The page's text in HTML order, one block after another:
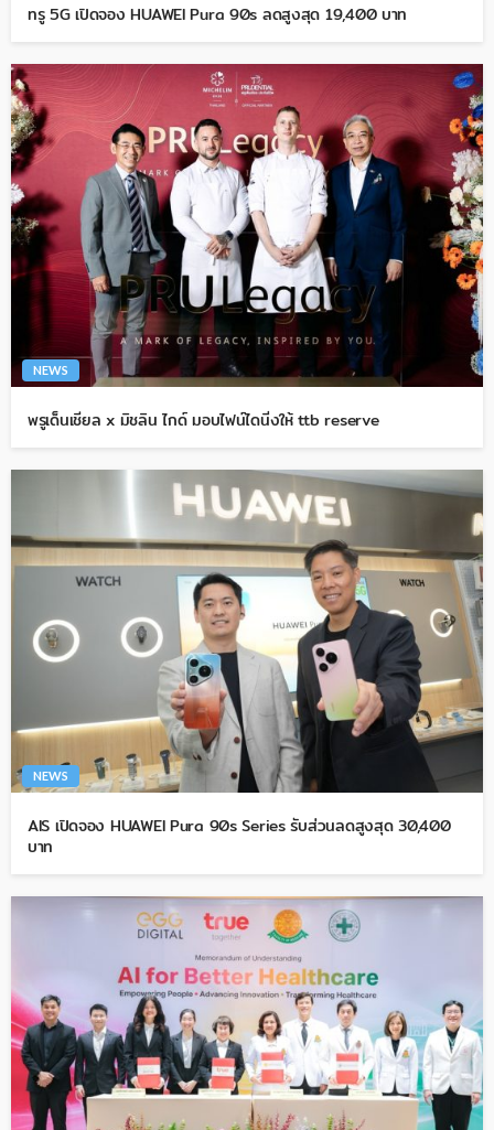
ทรู 5G เปิดจอง HUAWEI Pura 90s ลดสูงสุด 19,400 บาท
NEWS
พรูเด็นเชียล x มิชลิน ไกด์ มอบไฟน์ไดนิ่งให้ ttb reserve
NEWS
AIS เปิดจอง HUAWEI Pura 90s Series รับส่วนลดสูงสุด 30,400
บาท